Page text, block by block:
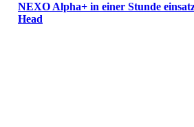
NEXO Alpha+ in einer Stunde
Head